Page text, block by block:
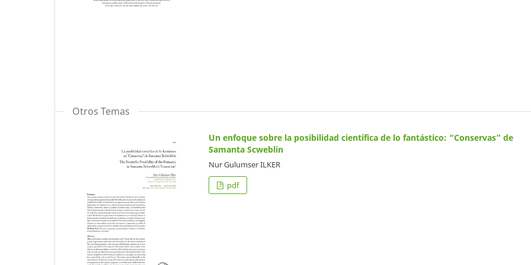
Otros Temas
Un enfoque sobre la posibilidad científica de lo fantástico: “Conservas” de
Samanta Scweblin
Nur Gulumser ILKER
pdf